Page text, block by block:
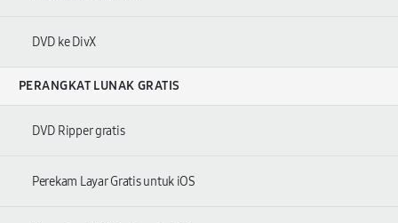
DVD ke DivX
PERANGKAT LUNAK GRATIS
DVD Ripper gratis
Perekam Layar Gratis untuk iOS